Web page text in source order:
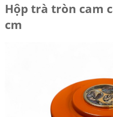
Hộp trà tròn cam
cm